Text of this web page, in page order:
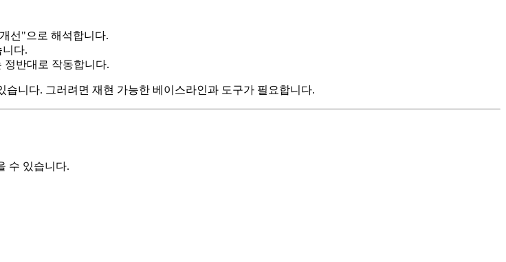
선"으로 해석합니다.
다.
정반대로 작동합니다.
습니다. 그러려면 재현 가능한 베이스라인과 도구가 필요합니다.
수 있습니다.